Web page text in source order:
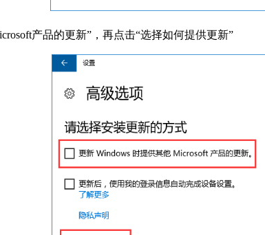
产品的更新”，再点击“选择如何提供更新”